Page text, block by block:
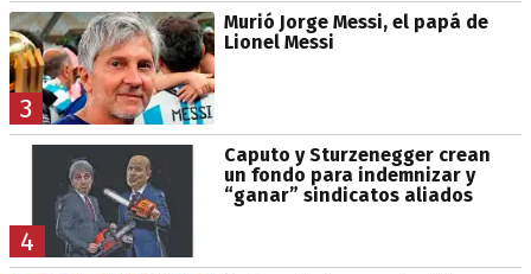
3
Murió Jorge Messi, el papá de
Lionel Messi
4
Caputo y Sturzenegger crean
un fondo para indemnizar y
“ganar” sindicatos aliados